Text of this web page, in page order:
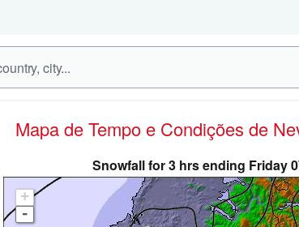
Mapa de Tempo e Condições de
Snowfall for 3 hrs ending Friday
+
-